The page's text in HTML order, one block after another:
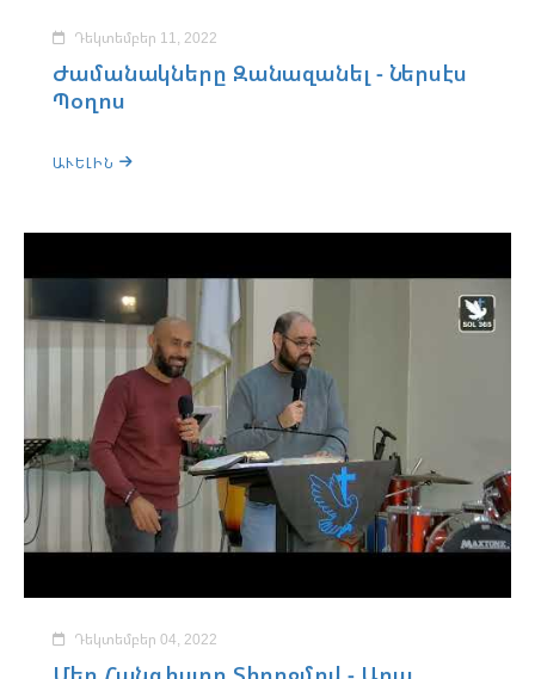
Դեկտեմբեր 11, 2022
Ժամանակները Զանազանել - Ներսէս
Պօղոս
ԱՒԵԼԻՆ
Դեկտեմբեր 04, 2022